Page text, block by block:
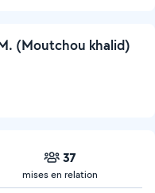
(Moutchou khalid)
37
mises en relation